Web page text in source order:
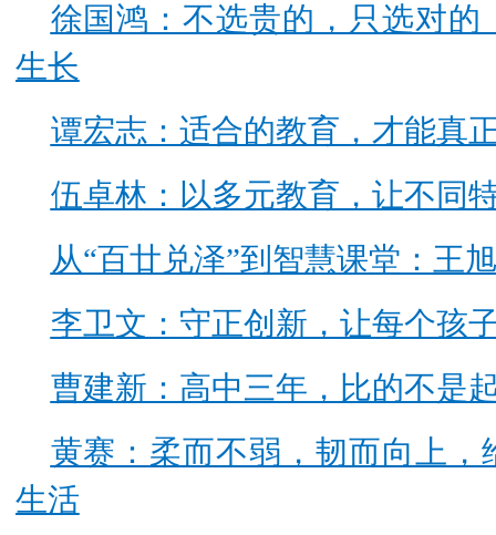
徐国鸿：不选贵的，只选对
生长
谭宏志：适合的教育，才能真
伍卓林：以多元教育，让不同
从“百廿兑泽”到智慧课堂：王
李卫文：守正创新，让每个孩
曹建新：高中三年，比的不是
黄赛：柔而不弱，韧而向上
生活